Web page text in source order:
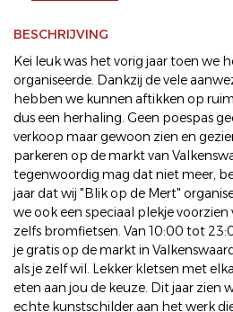
BESCHRIJVING
Kei leuk was het vorig jaar toen we
organiseerde. Dankzij de vele
hebben we kunnen aftikken op
dus een herhaling. Geen poespas
verkoop maar gewoon zien en
parkeren op de markt van
tegenwoordig mag dat niet meer,
jaar dat wij "Blik op de Mert"
we ook een speciaal plekje
zelfs bromfietsen. Van 10:00 tot
je gratis op de markt in
als je zelf wil. Lekker kletsen met
eten aan jou de keuze. Dit jaar zien
echte kunstschilder aan het werk